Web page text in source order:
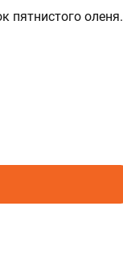
пятнистого оленя.